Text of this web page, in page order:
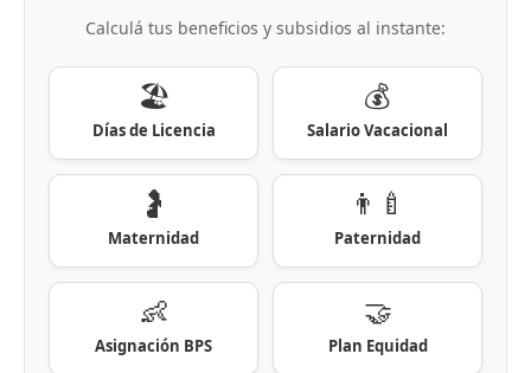
Calculá tus beneficios y subsidios al instante:
🏖️
Días de Licencia
💰
Salario Vacacional
🤰
Maternidad
👨‍🍼
Paternidad
👶
Asignación BPS
🤝
Plan Equidad